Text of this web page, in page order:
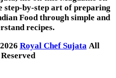
step-by-step art of preparing
Food through simple and
recipes.
Royal Chef Sujata All